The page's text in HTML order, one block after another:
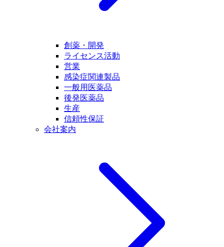
創薬・開発
ライセンス活動
営業
感染症関連製品
一般用医薬品
後発医薬品
生産
信頼性保証
会社案内